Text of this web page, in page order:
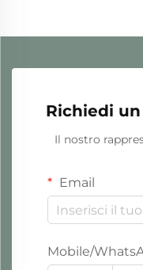
Richiedi
Il nostro
Email
Mobile/